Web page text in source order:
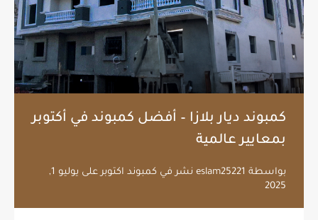
كمبوند ديار بلازا – أفضل كمبوند في أكتوبر
بمعايير عالمية
بواسطة eslam25221 نشر في كمبوند اكتوبر على
يوليو 1,
2025